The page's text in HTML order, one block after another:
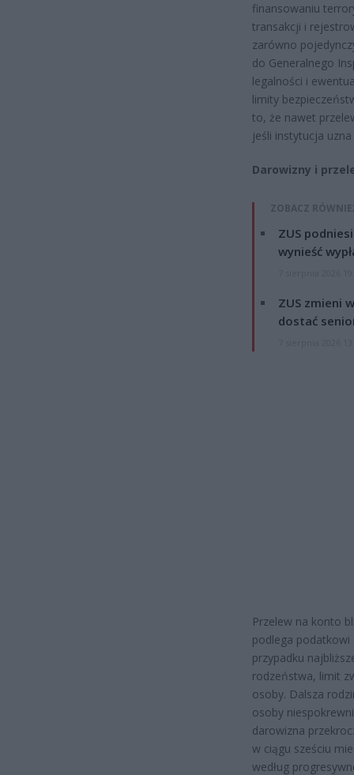
finansowaniu
transakcji i
zarówno
do Generalnego
legalności i
limity
to, że nawet
jeśli instytucja
Darowizny i
ZOBACZ
ZUS
wynieść
ZUS zmieni
dostać
Przelew na konto
podlega
przypadku
rodzeństwa, limit
osoby. Dalsza
osoby
darowizna
w ciągu sześciu
według